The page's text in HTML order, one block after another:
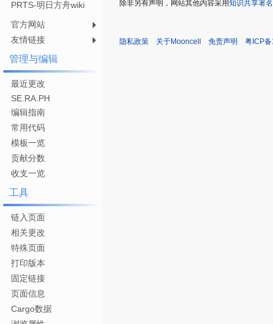
PRTS-明日方舟wiki
官方网站
友情链接
管理与编辑
最近更改
SE.RA.PH
编辑指南
常用代码
模板一览
贡献分数
收支一览
工具
链入页面
相关更改
特殊页面
打印版本
固定链接
页面信息
Cargo数据
除非另有声明，网站其他内容采用知识共享署
隐私政策 关于Mooncell 免责声明 粤ICP